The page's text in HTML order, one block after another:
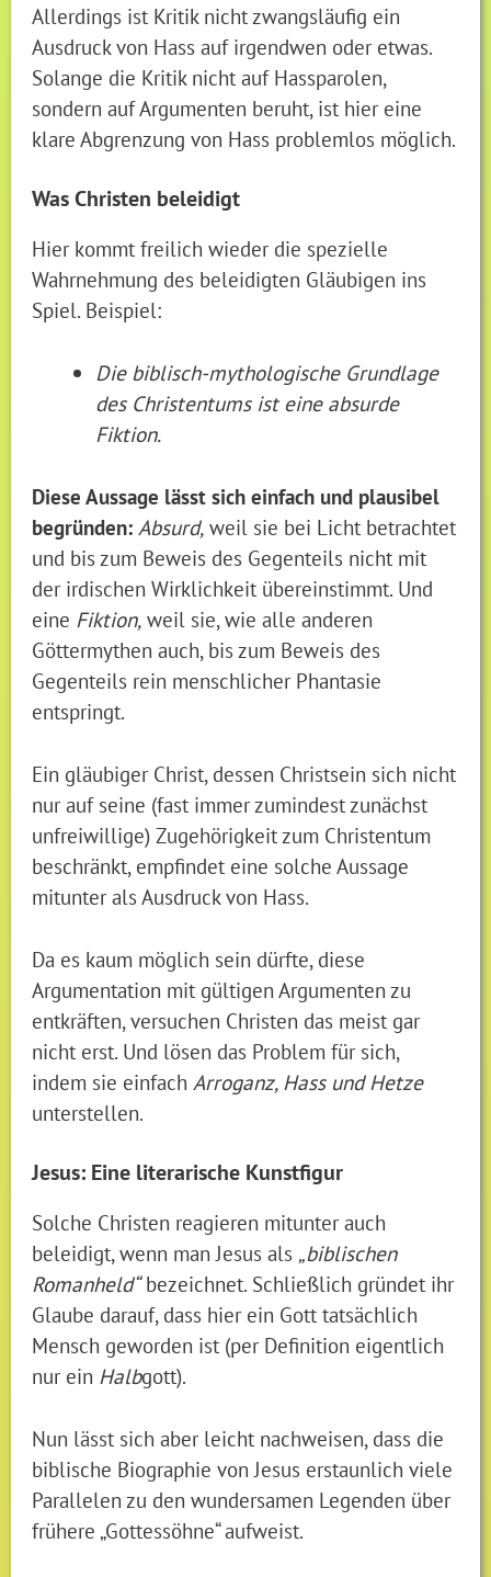
Allerdings ist Kritik nicht zwangsläufig ein
Ausdruck von Hass auf irgendwen oder etwas.
Solange die Kritik nicht auf Hassparolen,
sondern auf Argumenten beruht, ist hier eine
klare Abgrenzung von Hass problemlos möglich.
Was Christen beleidigt
Hier kommt freilich wieder die spezielle
Wahrnehmung des beleidigten Gläubigen ins
Spiel. Beispiel:
Die biblisch-mythologische Grundlage
des Christentums ist eine absurde
Fiktion.
Diese Aussage lässt sich einfach und plausibel
begründen: Absurd, weil sie bei Licht betrachtet
und bis zum Beweis des Gegenteils nicht mit
der irdischen Wirklichkeit übereinstimmt. Und
eine Fiktion, weil sie, wie alle anderen
Göttermythen auch, bis zum Beweis des
Gegenteils rein menschlicher Phantasie
entspringt.
Ein gläubiger Christ, dessen Christsein sich nicht
nur auf seine (fast immer zumindest zunächst
unfreiwillige) Zugehörigkeit zum Christentum
beschränkt, empfindet eine solche Aussage
mitunter als Ausdruck von Hass.
Da es kaum möglich sein dürfte, diese
Argumentation mit gültigen Argumenten zu
entkräften, versuchen Christen das meist gar
nicht erst. Und lösen das Problem für sich,
indem sie einfach Arroganz, Hass und Hetze
unterstellen.
Jesus: Eine literarische Kunstfigur
Solche Christen reagieren mitunter auch
beleidigt, wenn man Jesus als „biblischen
Romanheld“bezeichnet. Schließlich gründet ihr
Glaube darauf, dass hier ein Gott tatsächlich
Mensch geworden ist (per Definition eigentlich
nur ein Halbgott).
Nun lässt sich aber leicht nachweisen, dass die
biblische Biographie von Jesus erstaunlich viele
Parallelen zu den wundersamen Legenden über
frühere „Gottessöhne“ aufweist.